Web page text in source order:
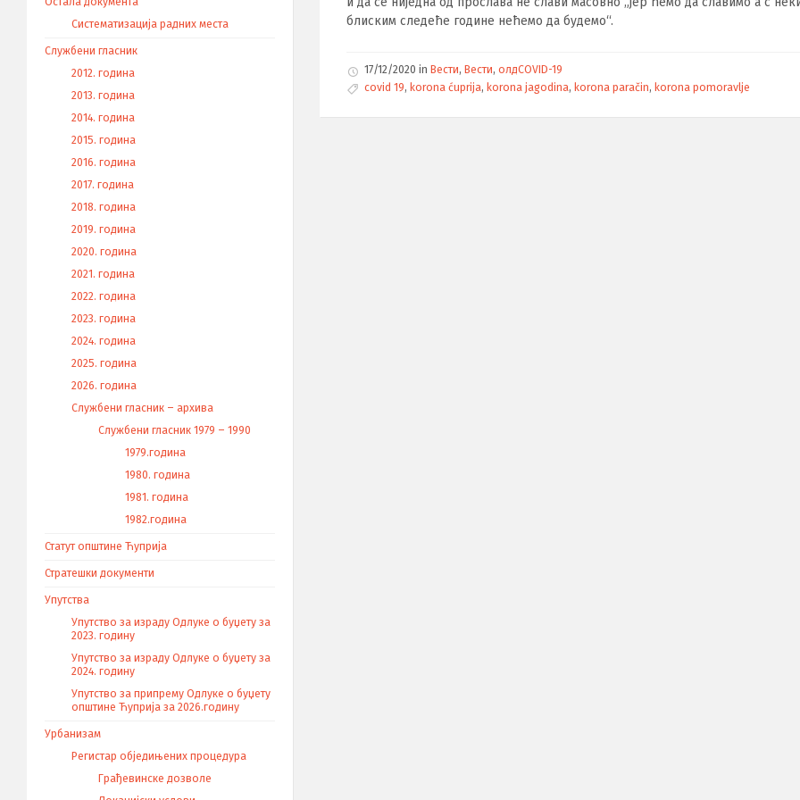
блиским следеће године нећемо да будемо“.
17/12/2020inВести,Вести,олдCOVID-19
T
s
covid 19, korona ćuprija, korona jagodina, korona paračin, korona pomoravlje
Систематизација радних места
Службени гласник
2012. година
2013. година
2014. година
2015. година
2016. година
2017. година
2018. година
2019. година
2020. година
2021. година
2022. година
2023. година
2024. година
2025. година
2026. година
Службени гласник – архива
Службени гласник 1979 – 1990
1979.година
1980. година
1981. година
1982.година
Статут општине Ћуприја
Стратешки документи
Упутства
Упутство за израду Одлуке о буџету за
2023. годину
Упутство за израду Одлуке о буџету за
2024. годину
Упутство за припрему Одлуке о буџету
општине Ћуприја за 2026.годину
Урбанизам
Регистар обједињених процедура
Грађевинске дозволе